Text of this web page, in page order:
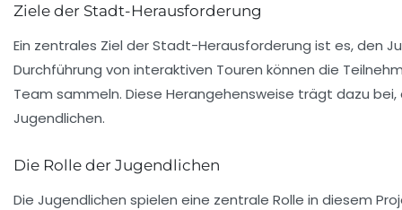
Ziele der Stadt-Herausforderung
Ein zentrales Ziel der Stadt-Herausforderung ist es, den
Durchführung von interaktiven Touren können die
Team sammeln. Diese Herangehensweise trägt dazu
Jugendlichen.
Die Rolle der Jugendlichen
Die Jugendlichen spielen eine zentrale Rolle in diesem